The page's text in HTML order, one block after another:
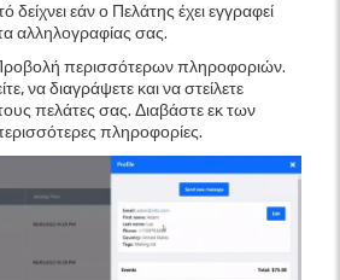
δείχνει εάν ο Πελάτης έχει εγγραφεί
αλληλογραφίας σας.
περισσότερων πληροφοριών.
να διαγράψετε και να στείλετε
πελάτες σας. Διαβάστε εκ των
πληροφορίες.